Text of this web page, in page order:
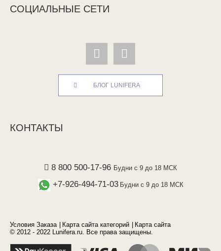
СОЦИАЛЬНЫЕ СЕТИ
БЛОГ LUNIFERA
КОНТАКТЫ
8 800 500-17-96 Будни с 9 до 18 МСК
+7-926-494-71-03 Будни с 9 до 18 МСК
Условия Заказа Карта сайта категорий
Карта сайта
© 2012 - 2022 Lunifera.ru. Все права защищены.